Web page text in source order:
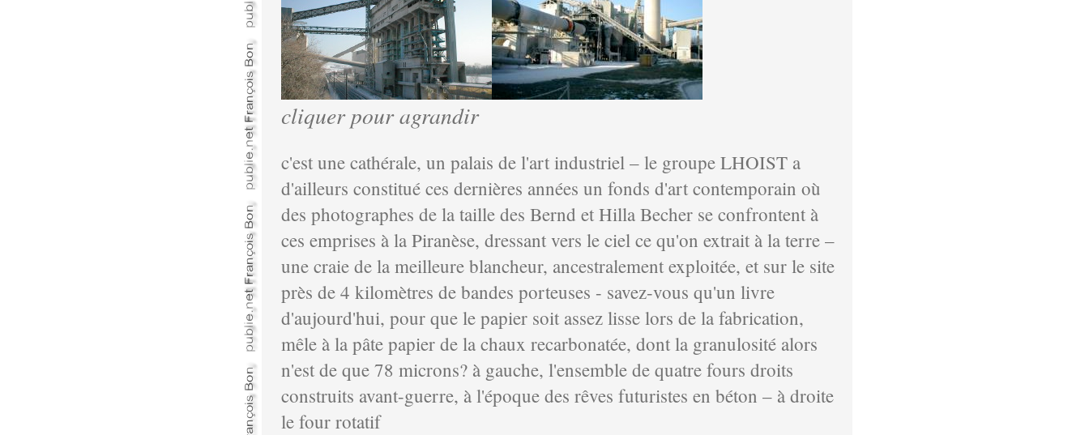
cliquer pour agrandir
c'est une cathérale, un palais de l'art industriel – le groupe LHOIST a
d'ailleurs constitué ces dernières années un fonds d'art contemporain où
des photographes de la taille des Bernd et Hilla Becher se confrontent à
ces emprises à la Piranèse, dressant vers le ciel ce qu'on extrait à la terre –
une craie de la meilleure blancheur, ancestralement exploitée, et sur le site
près de 4 kilomètres de bandes porteuses - savez-vous qu'un livre
d'aujourd'hui, pour que le papier soit assez lisse lors de la fabrication,
mêle à la pâte papier de la chaux recarbonatée, dont la granulosité alors
n'est de que 78 microns? à gauche, l'ensemble de quatre fours droits
construits avant-guerre, à l'époque des rêves futuristes en béton – à droite
le four rotatif